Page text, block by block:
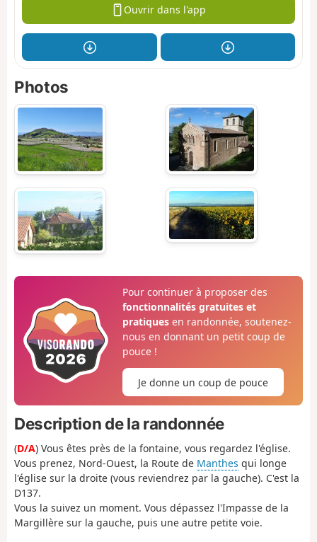
Ouvrir dans l'app
Photos
Pour continuer à proposer des
fonctionnalités gratuites et
pratiquesen randonnée, soutenez-
nous en donnant un petit coup de
pouce !
Je donne un coup de pouce
Description de la randonnée
(D/A) Vous êtes près de la fontaine, vous regardez l'église.
Vous prenez, Nord-Ouest, la Route de Manthes qui longe
l'église sur la droite (vous reviendrez par la gauche). C'est la
D137.
Vous la suivez un moment. Vous dépassez l'Impasse de la
Margillère sur la gauche, puis une autre petite voie.